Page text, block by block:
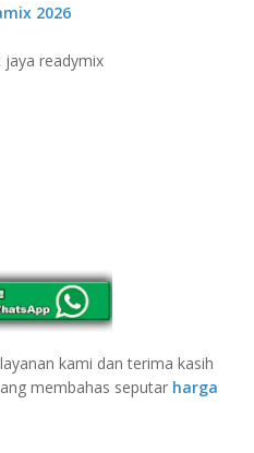
2026
jaya readymix
kami dan terima kasih
membahas seputar harga